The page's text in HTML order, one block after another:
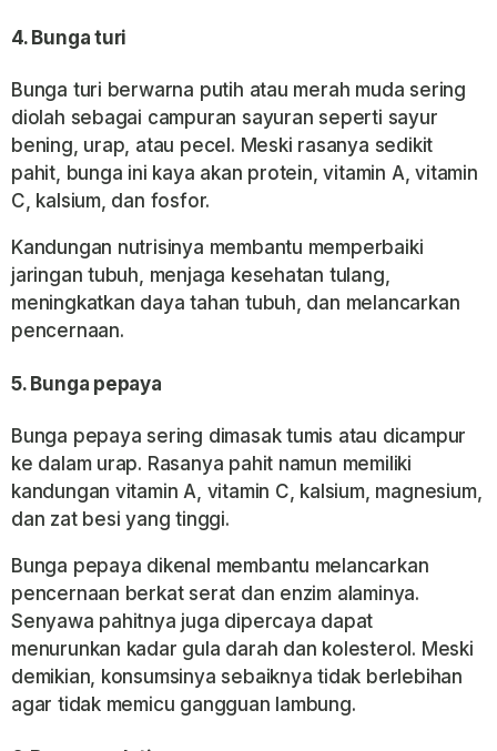
4. Bunga turi
Bunga turi berwarna putih atau merah muda sering
diolah sebagai campuran sayuran seperti sayur
bening, urap, atau pecel. Meski rasanya sedikit
pahit, bunga ini kaya akan protein, vitamin A, vitamin
C, kalsium, dan fosfor.
Kandungan nutrisinya membantu memperbaiki
jaringan tubuh, menjaga kesehatan tulang,
meningkatkan daya tahan tubuh, dan melancarkan
pencernaan.
5. Bunga pepaya
Bunga pepaya sering dimasak tumis atau dicampur
ke dalam urap. Rasanya pahit namun memiliki
kandungan vitamin A, vitamin C, kalsium, magnesium,
dan zat besi yang tinggi.
Bunga pepaya dikenal membantu melancarkan
pencernaan berkat serat dan enzim alaminya.
Senyawa pahitnya juga dipercaya dapat
menurunkan kadar gula darah dan kolesterol. Meski
demikian, konsumsinya sebaiknya tidak berlebihan
agar tidak memicu gangguan lambung.